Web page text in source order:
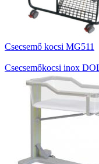
Csecsemő kocsi MG511
Csecsemőkocsi inox